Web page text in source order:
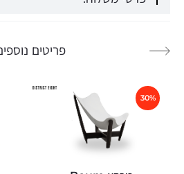
פריטים
30%